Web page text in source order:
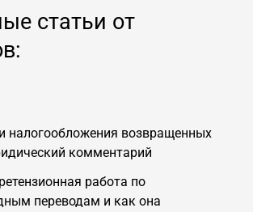
статьи от
налогообложения возвращенных
комментарий
работа по
переводам и как она